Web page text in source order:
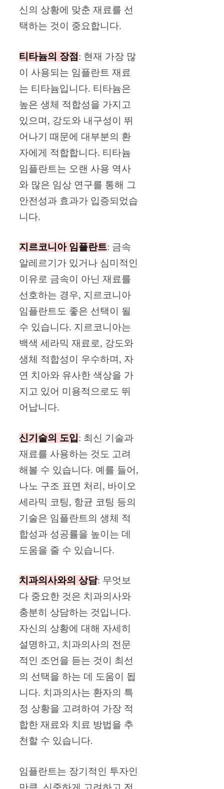
신의 상황에 맞춘 재료를 선
택하는 것이 중요합니다.
티타늄의 장점 : 현재 가장 많
이 사용되는 임플란트 재료
는 티타늄입니다. 티타늄은
높은 생체 적합성을 가지고
있으며, 강도와 내구성이 뛰
어나기 때문에 대부분의 환
자에게 적합합니다. 티타늄
임플란트는 오랜 사용 역사
와 많은 임상 연구를 통해 그
안전성과 효과가 입증되었습
니다.
지르코니아 임플란트: 금속
알레르기가 있거나 심미적인
이유로 금속이 아닌 재료를
선호하는 경우, 지르코니아
임플란트도 좋은 선택이 될
수 있습니다. 지르코니아는
백색 세라믹 재료로, 강도와
생체 적합성이 우수하며, 자
연 치아와 유사한 색상을 가
지고 있어 미용적으로도 뛰
어납니다.
신기술의 도입: 최신 기술과
재료를 사용하는 것도 고려
해볼 수 있습니다. 예를 들어,
나노 구조 표면 처리, 바이오
세라믹 코팅, 항균 코팅 등의
기술은 임플란트의 생체 적
합성과 성공률을 높이는 데
도움을 줄 수 있습니다.
치과의사와의 상담: 무엇보
다 중요한 것은 치과의사와
충분히 상담하는 것입니다.
자신의 상황에 대해 자세히
설명하고, 치과의사의 전문
적인 조언을 듣는 것이 최선
의 선택을 하는 데 도움이 됩
니다. 치과의사는 환자의 특
정 상황을 고려하여 가장 적
합한 재료와 치료 방법을 추
천할 수 있습니다.
임플란트는 장기적인 투자인